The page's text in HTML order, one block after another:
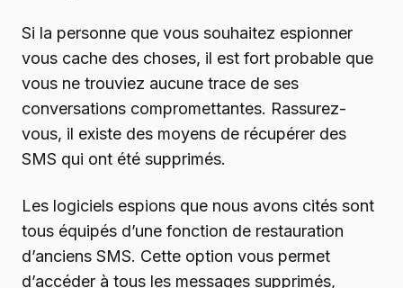
Si la personne que vous souhaitez espionner
vous cache des choses, il est fort probable que
vous ne trouviez aucune trace de ses
conversations compromettantes. Rassurez-
vous, il existe des moyens de récupérer des
SMS qui ont été supprimés.
Les logiciels espions que nous avons cités sont
tous équipés d’une fonction de restauration
d’anciens SMS. Cette option vous permet
d’accéder à tous les messages supprimés,